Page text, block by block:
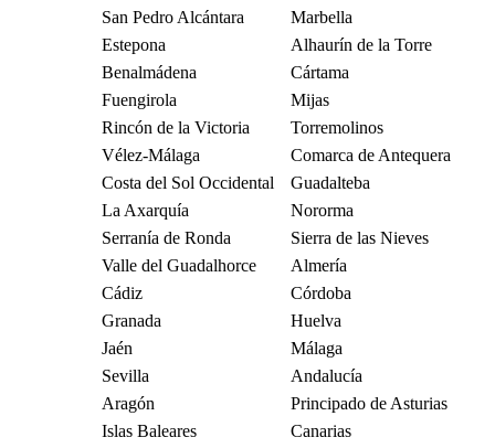
San Pedro Alcántara
Marbella
Estepona
Alhaurín de la Torre
Benalmádena
Cártama
Fuengirola
Mijas
Rincón de la Victoria
Torremolinos
Vélez-Málaga
Comarca de Antequera
Costa del Sol Occidental
Guadalteba
La Axarquía
Nororma
Serranía de Ronda
Sierra de las Nieves
Valle del Guadalhorce
Almería
Cádiz
Córdoba
Granada
Huelva
Jaén
Málaga
Sevilla
Andalucía
Aragón
Principado de Asturias
Islas Baleares
Canarias